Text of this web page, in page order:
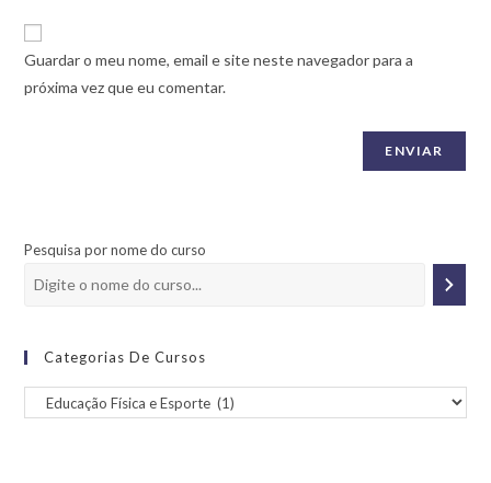
Guardar o meu nome, email e site neste navegador para a
próxima vez que eu comentar.
Pesquisa por nome do curso
Categorias De Cursos